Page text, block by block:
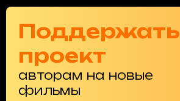
Поддержать
проект
авторам на новые
фильмы